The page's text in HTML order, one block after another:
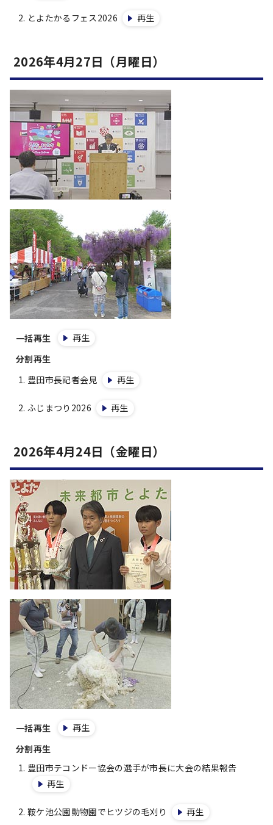
とよたかるフェス2026 再生
2026年4月27日（月曜日）
一括再生
再生
分割再生
豊田市長記者会見
再生
ふじまつり2026 再生
2026年4月24日（金曜日）
一括再生
再生
分割再生
豊田市テコンドー協会の選手が市長に大会の結果報告
再生
鞍ケ池公園動物園でヒツジの毛刈り 再生